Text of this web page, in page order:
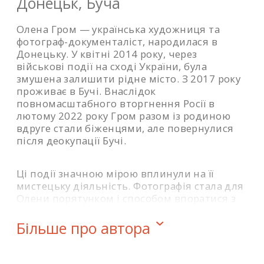
втрату.
Олена Гром — українська художниця та
фотограф-документаліст, народилася в
Донецьку. У квітні 2014 року, через
військові події на сході України, була
змушена залишити рідне місто. З 2017 року
проживає в Бучі. Внаслідок
повномасштабного вторгнення Росії в
лютому 2022 року Гром разом із родиною
вдруге стали біженцями, але повернулися
після деокупації Бучі.
Ці події значною мірою вплинули на її
мистецьку діяльність. Фотографія стала для
Олени порятунком і способом впоратися з
року вона зосереджена на місцях, які
постраждали від військової агресії. У її
Більше про автора